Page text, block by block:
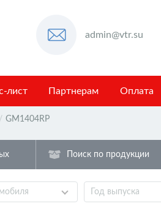
admin@vtr.su
лист Партнерам Оплата
/ GM1404RP
Год выпуска
Поиск по продукции